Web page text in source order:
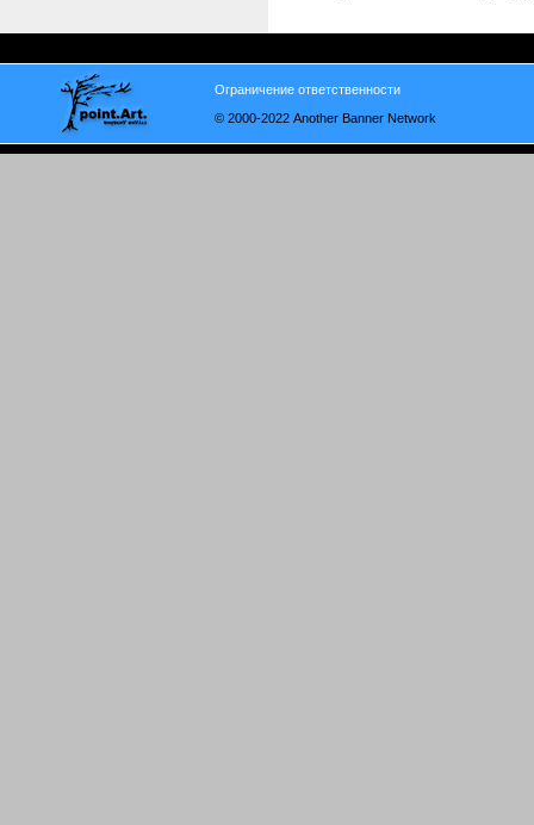
Ограничение ответственности
© 2000-2022 Another Banner Network